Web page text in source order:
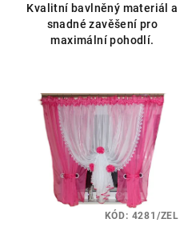
Kvalitní bavlněný materiál a
snadné zavěšení pro
maximální pohodlí.
KÓD: 4281/ZEL